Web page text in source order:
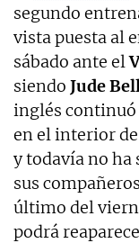
segundo
vista puesta al
sábado ante el
siendo Jude
inglés continuó
en el interior
y todavía no ha
sus
último del
podrá